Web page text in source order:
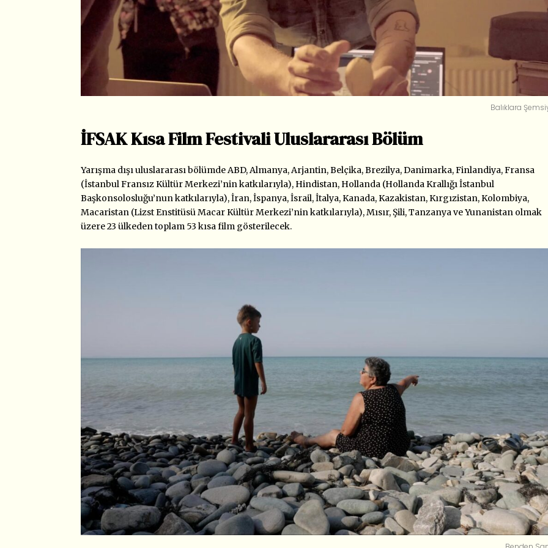
Balıklara
İFSAK Kısa Film Festivali Uluslararası Bölüm
Yarışma dışı uluslararası bölümde ABD, Almanya, Arjantin, Belçika, Brezilya, Danimarka, Finlandiya, Fransa
(İstanbul Fransız Kültür Merkezi’nin katkılarıyla), Hindistan, Hollanda (Hollanda Krallığı İstanbul
Başkonsolosluğu’nun katkılarıyla), İran, İspanya, İsrail, İtalya, Kanada, Kazakistan, Kırgızistan, Kolombiya,
Macaristan (Lizst Enstitüsü Macar Kültür Merkezi’nin katkılarıyla), Mısır, Şili, Tanzanya ve Yunanistan olmak
üzere 23 ülkeden toplam 53 kısa film gösterilecek.